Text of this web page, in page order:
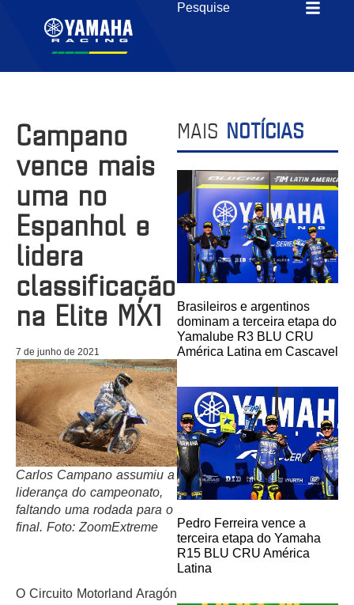
Campano
vence mais
uma no
Espanhol e
lidera
classificação
na Elite MX1
7 de junho de 2021
Carlos Campano assumiu a
liderança do campeonato,
faltando uma rodada para o
final. Foto: ZoomExtreme
O Circuito Motorland Aragón
MAIS NOTÍCIAS
Brasileiros e argentinos
dominam a terceira etapa do
Yamalube R3 BLU CRU
América Latina em Cascavel
Pedro Ferreira vence a
terceira etapa do Yamaha
R15 BLU CRU América
Latina